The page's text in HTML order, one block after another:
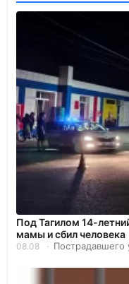
Под Тагилом 14-
мамы и сбил человека
08.08 Пострадавшего